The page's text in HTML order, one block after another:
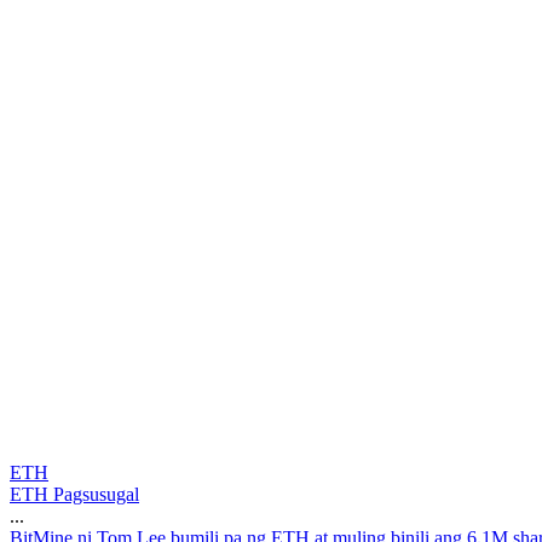
ETH
ETH Pagsusugal
...
BitMine ni Tom Lee bumili pa ng ETH at muling binili ang 6.1M sha